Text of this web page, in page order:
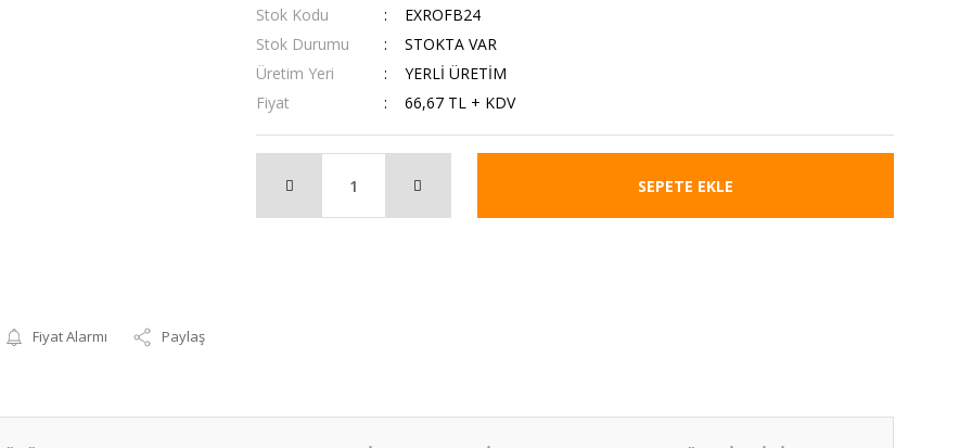
Fiyat Alarmı Paylaş
Stok Kodu
EXROFB24
Stok Durumu
STOKTA VAR
Üretim Yeri
YERLİ ÜRETİM
Fiyat
66,67 TL + KDV
SEPETE EKLE